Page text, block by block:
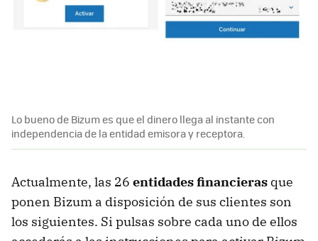
Lo bueno de Bizum es que el dinero llega al instante con
independencia de la entidad emisora y receptora.
Actualmente, las 26 entidades financieras que
ponen Bizum a disposición de sus clientes son
los siguientes. Si pulsas sobre cada uno de ellos